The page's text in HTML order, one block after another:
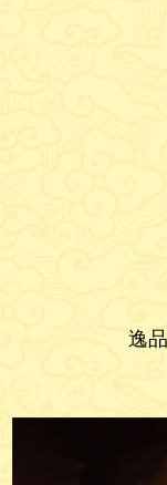
逸